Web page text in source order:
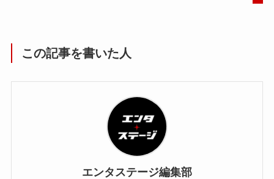
この記事を書いた人
エンタステージ編集部